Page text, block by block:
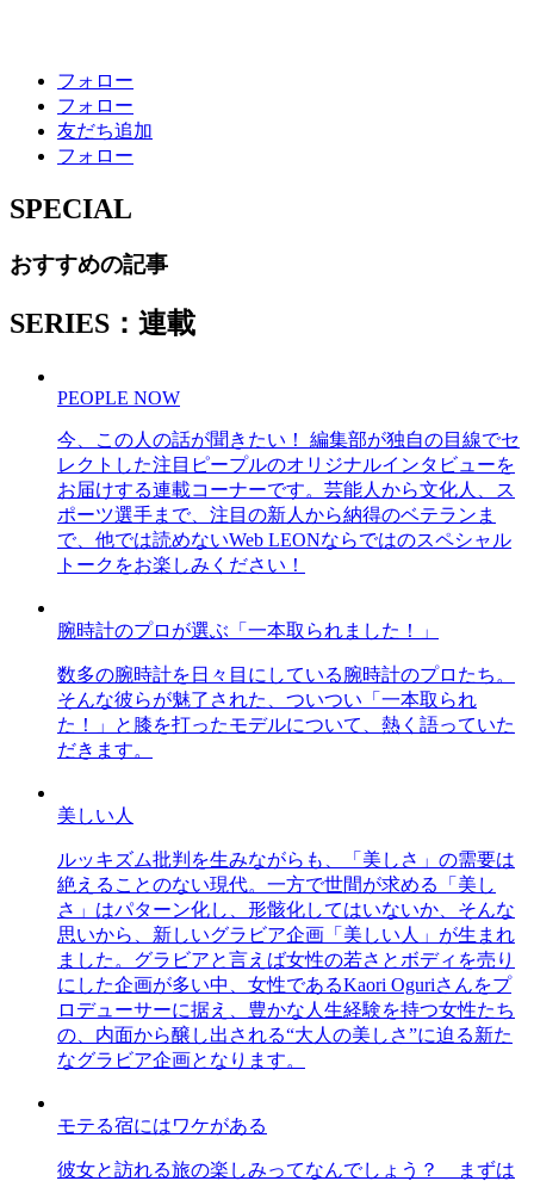
フォロー
フォロー
友だち追加
フォロー
SPECIAL
おすすめの記事
SERIES：連載
PEOPLE NOW
今、この人の話が聞きたい！ 編集部が独自の目線でセ
レクトした注目ピープルのオリジナルインタビューを
お届けする連載コーナーです。芸能人から文化人、ス
ポーツ選手まで、注目の新人から納得のベテランま
で、他では読めないWeb LEONならではのスペシャル
トークをお楽しみください！
腕時計のプロが選ぶ「一本取られました！」
数多の腕時計を日々目にしている腕時計のプロたち。
そんな彼らが魅了された、ついつい「一本取られ
た！」と膝を打ったモデルについて、熱く語っていた
だきます。
美しい人
ルッキズム批判を生みながらも、「美しさ」の需要は
絶えることのない現代。一方で世間が求める「美し
さ」はパターン化し、形骸化してはいないか、そんな
思いから、新しいグラビア企画「美しい人」が生まれ
ました。グラビアと言えば女性の若さとボディを売り
にした企画が多い中、女性であるKaori Oguriさんをプ
ロデューサーに据え、豊かな人生経験を持つ女性たち
の、内面から醸し出される“大人の美しさ”に迫る新た
なグラビア企画となります。
モテる宿にはワケがある
彼女と訪れる旅の楽しみってなんでしょう？ まずは